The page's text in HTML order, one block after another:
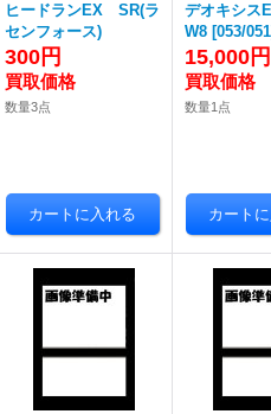
ヒードランEX SR(ラ
センフォース)
300円
数量3点
デオキシ
W8 [053/051
15,000円
数量1点